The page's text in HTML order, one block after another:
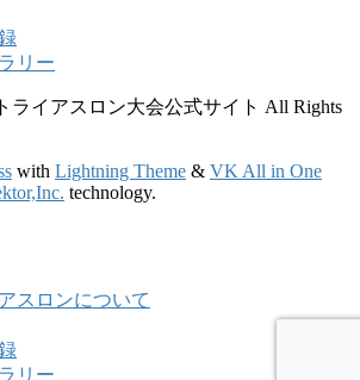
リー
ライアスロン大会公式サイト All Rights
with Lightning Theme & VK All in One
technology.
スロンについて
リー